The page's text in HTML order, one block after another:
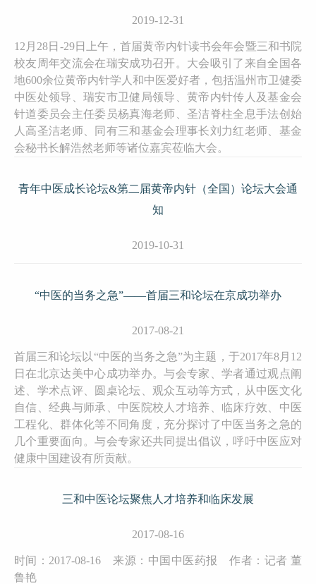
2019-12-31
12月28日-29日上午，首届黄帝内针读书会年会暨三和书院
校友周年交流会在瑞安成功召开。大会吸引了来自全国各
地600余位黄帝内针学人和中医爱好者，包括温州市卫健委
中医处领导、瑞安市卫健局领导、黄帝内针传人及基金会
针道委员会主任委员杨真海老师、圣洁脊柱全息手法创始
人高圣洁老师、同有三和基金会理事长刘力红老师、基金
会秘书长解浩然老师等诸位嘉宾莅临大会。
青年中医成长论坛&第二届黄帝内针（全国）论坛大会通
知
2019-10-31
“中医的当务之急”——首届三和论坛在京成功举办
2017-08-21
首届三和论坛以“中医的当务之急”为主题，于2017年8月12
日在北京达美中心成功举办。与会专家、学者通过观点阐
述、学术点评、圆桌论坛、观众互动等方式，从中医文化
自信、经典与师承、中医院校人才培养、临床疗效、中医
工程化、群体化等不同角度，充分探讨了中医当务之急的
几个重要面向。与会专家还共同提出倡议，呼吁中医应对
健康中国建设有所贡献。
三和中医论坛聚焦人才培养和临床发展
2017-08-16
时间：2017-08-16 来源：中国中医药报 作者：记者 董
鲁艳